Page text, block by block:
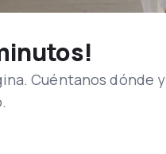
Cuéntanos dónde y